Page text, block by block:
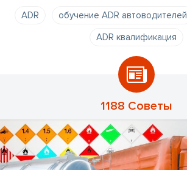
ADR обучение ADR автоводителей
ADR квалификация
1188 Советы